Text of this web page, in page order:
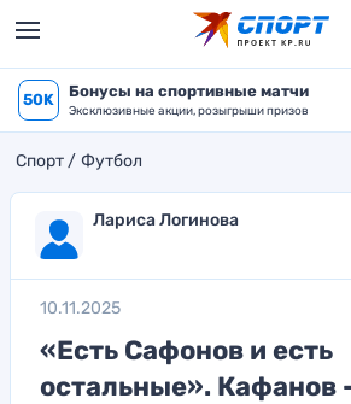
50K Бонусы на спортивные матчи
Эксклюзивные акции, розыгрыши призов
Спорт Футбол
Лариса Логинова
10.11.2025
«Есть Сафонов и есть
остальные». Кафанов